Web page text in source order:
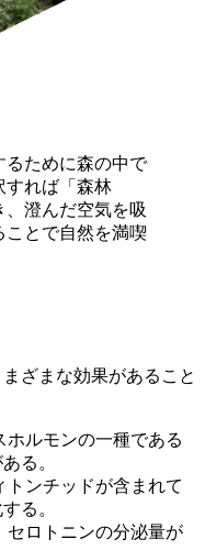
るために森の中で
すれば「森林
澄んだ空気を吸
ことで自然を満喫
ざまな効果があること
ホルモンの一種である
る。
ンチッドが含まれて
る。
セロトニンの分泌量が